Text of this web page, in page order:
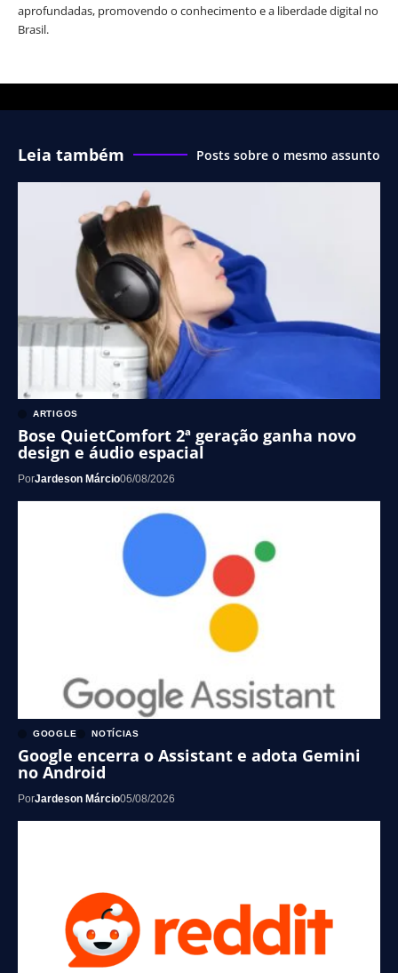
aprofundadas, promovendo o conhecimento e a liberdade digital no
Brasil.
Leia também Posts sobre o mesmo assunto
ARTIGOS
Bose QuietComfort 2ª geração ganha novo
design e áudio espacial
PorJardeson Márcio06/08/2026
GOOGLE NOTÍCIAS
Google encerra o Assistant e adota Gemini
no Android
PorJardeson Márcio05/08/2026